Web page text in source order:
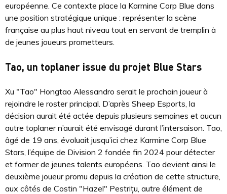
européenne. Ce contexte place la Karmine Corp Blue dans
une position stratégique unique : représenter la scène
française au plus haut niveau tout en servant de tremplin à
de jeunes joueurs prometteurs.
Tao, un toplaner issue du projet Blue Stars
Xu "Tao" Hongtao Alessandro serait le prochain joueur à
rejoindre le roster principal. D’après Sheep Esports, la
décision aurait été actée depuis plusieurs semaines et aucun
autre toplaner n’aurait été envisagé durant l’intersaison. Tao,
âgé de 19 ans, évoluait jusqu’ici chez Karmine Corp Blue
Stars, l’équipe de Division 2 fondée fin 2024 pour détecter
et former de jeunes talents européens. Tao devient ainsi le
deuxième joueur promu depuis la création de cette structure,
aux côtés de Costin "Hazel" Pestrițu, autre élément de